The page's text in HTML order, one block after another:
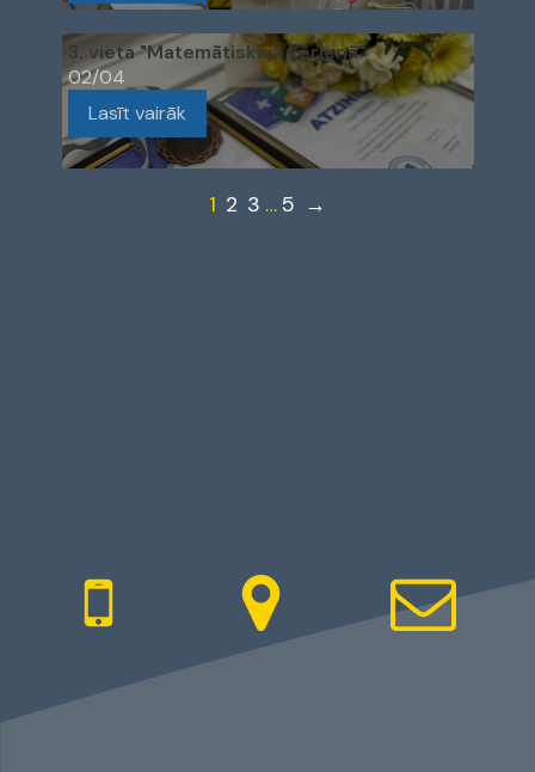
3. vieta "Matemātiskajā ķērienā"
02/04
Lasīt vairāk
1 2 3 …5 →